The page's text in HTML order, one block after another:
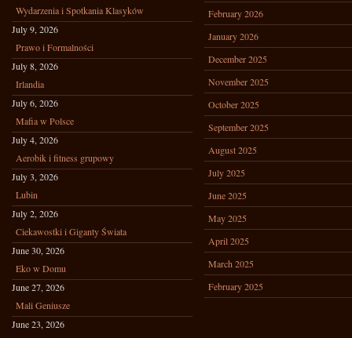
Wydarzenia i Spotkania Klasyków
July 9, 2026
Prawo i Formalności
July 8, 2026
Irlandia
July 6, 2026
Mafia w Polsce
July 4, 2026
Aerobik i fitness grupowy
July 3, 2026
Lubin
July 2, 2026
Ciekawostki i Giganty Świata
June 30, 2026
Eko w Domu
June 27, 2026
Mali Geniusze
June 23, 2026
February 2026
January 2026
December 2025
November 2025
October 2025
September 2025
August 2025
July 2025
June 2025
May 2025
April 2025
March 2025
February 2025